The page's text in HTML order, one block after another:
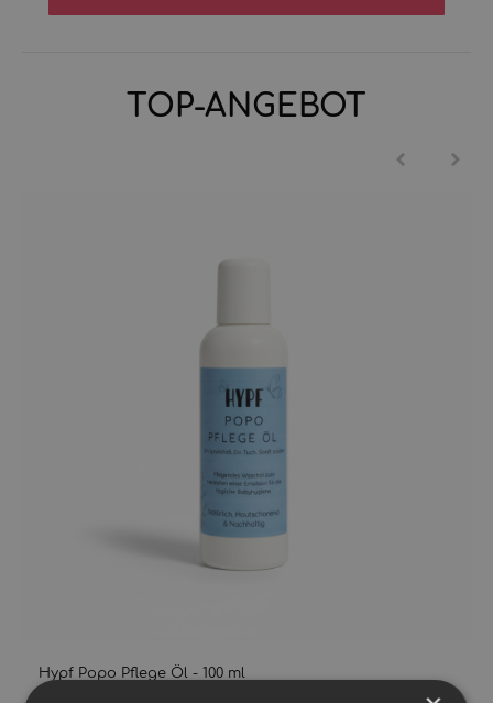
TOP-ANGEBOT
Hypf Popo Pflege Öl - 100 ml